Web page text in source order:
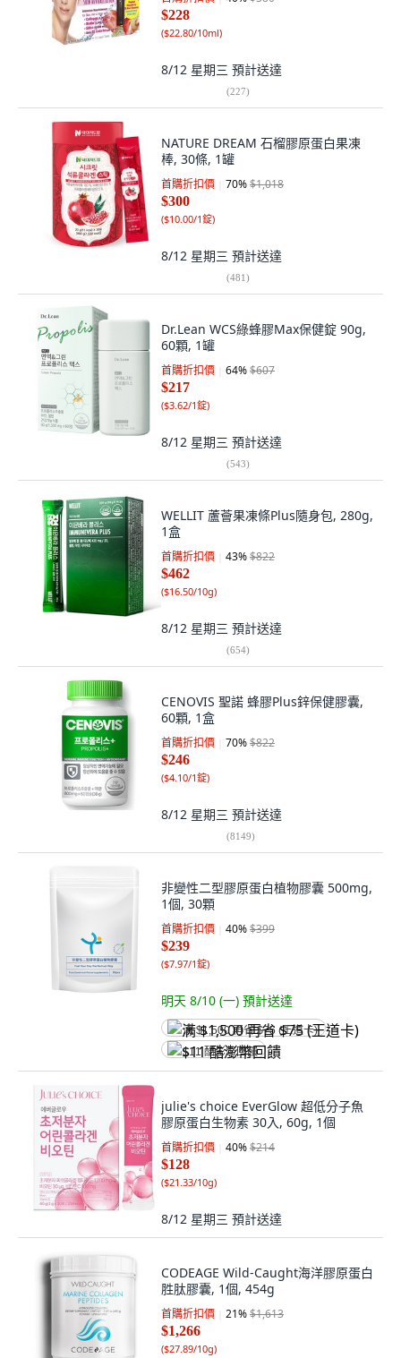
$228
($22.80/10ml)
8/12 星期三 預計送達
(227)
NATURE DREAM 石榴膠原蛋白果凍
棒, 30條, 1罐
首購折扣價 70%$1,018
$300
($10.00/1錠)
8/12 星期三 預計送達
(481)
Dr.Lean WCS綠蜂膠Max保健錠 90g,
60顆, 1罐
首購折扣價 64%$607
$217
($3.62/1錠)
8/12 星期三 預計送達
(543)
WELLIT 蘆薈果凍條Plus隨身包, 280g,
1盒
首購折扣價 43%$822
$462
($16.50/10g)
8/12 星期三 預計送達
(654)
CENOVIS 聖諾 蜂膠Plus鋅保健膠囊,
60顆, 1盒
首購折扣價 70%$822
$246
($4.10/1錠)
8/12 星期三 預計送達
(8149)
非變性二型膠原蛋白植物膠囊 500mg,
1個, 30顆
首購折扣價 40%$399
$239
($7.97/1錠)
明天 8/10 (一) 預計送達
满 $1,500 再省 $75 (王道卡)
$11 酷澎幣回饋
julie's choice EverGlow 超低分子魚
膠原蛋白生物素 30入, 60g, 1個
首購折扣價 40%$214
$128
($21.33/10g)
8/12 星期三 預計送達
CODEAGE Wild-Caught海洋膠原蛋白
胜肽膠囊, 1個, 454g
首購折扣價 21%$1,613
$1,266
($27.89/10g)